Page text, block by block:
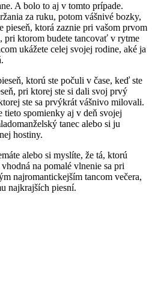
A bolo to aj v tomto prípade.
za ruku, potom vášnivé bozky,
pieseň, ktorá zaznie pri vašom prvom
pri ktorom budete tancovať v rytme
ukážete celej svojej rodine, aké ja
ktorú ste počuli v čase, keď ste
pri ktorej ste si dali svoj prvý
ste sa prvýkrát vášnivo milovali.
spomienky aj v deň svojej
tanec alebo si ju
hostiny.
alebo si myslíte, že tá, ktorú
na pomalé vlnenie sa pri
najromantickejším tancom večera,
najkrajších piesní.